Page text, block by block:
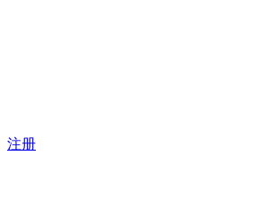
注册